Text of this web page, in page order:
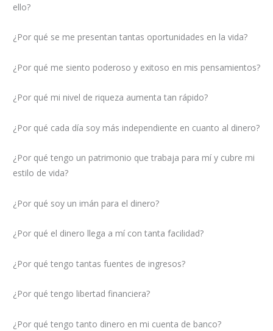
ello?
¿Por qué se me presentan tantas oportunidades en la vida?
¿Por qué me siento poderoso y exitoso en mis pensamientos?
¿Por qué mi nivel de riqueza aumenta tan rápido?
¿Por qué cada día soy más independiente en cuanto al dinero?
¿Por qué tengo un patrimonio que trabaja para mí y cubre mi
estilo de vida?
¿Por qué soy un imán para el dinero?
¿Por qué el dinero llega a mí con tanta facilidad?
¿Por qué tengo tantas fuentes de ingresos?
¿Por qué tengo libertad financiera?
¿Por qué tengo tanto dinero en mi cuenta de banco?